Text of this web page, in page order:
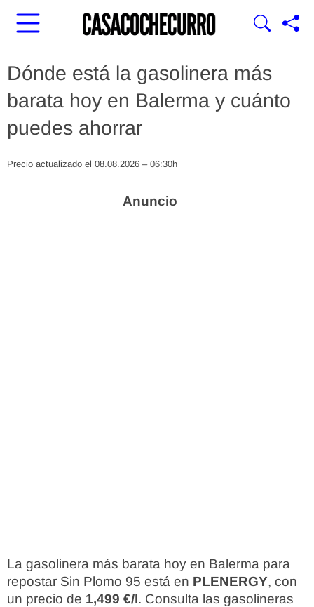
Dónde está la gasolinera más
barata hoy en Balerma y cuánto
puedes ahorrar
Precio actualizado el 08.08.2026 – 06:30h
La gasolinera más barata hoy en Balerma para
repostar Sin Plomo 95 está en PLENERGY, con
un precio de 1,499 €/l. Consulta las gasolineras